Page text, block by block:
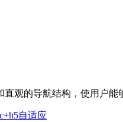
观的导航结构，使用户